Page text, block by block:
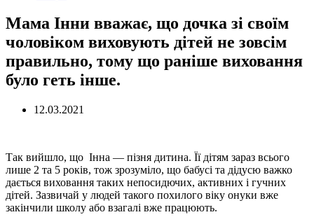
Мама Інни вважає, що дочка зі своїм
чоловіком виховують дітей не зовсім
правильно, тому що раніше виховання
було геть інше.
12.03.2021
Так вийшло, що Інна — пізня дитина. Її дітям зараз всього
лише 2 та 5 років, тож зрозуміло, що бабусі та дідусю важко
дається виховання таких непосидючих, активних і гучних
дітей. Зазвичай у людей такого похилого віку онуки вже
закінчили школу або взагалі вже працюють.